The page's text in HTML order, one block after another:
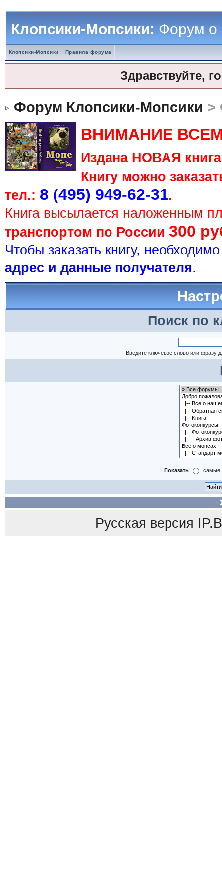
Клопсики-Мопсики:Форум о
Клопсики-Мопсики Правила форума
Здравствуйте,
Форум Клопсики-Мопсики >
ВНИМАНИЕ
Издана НОВАЯ
Книгу можно
тел.: 8 (495) 949-62-31.
Книга высылается наложенным
транспортом по России 300
Чтобы заказать книгу,
адрес и данные получателя.
Поиск по
Введите ключевое слово или фразу
Показать самые
Русская версия